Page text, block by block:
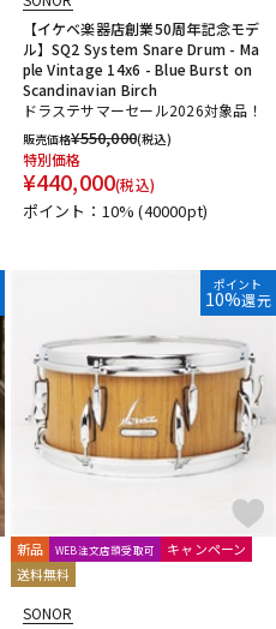
【イケベ楽器店創業50周年記念モデ
ル】SQ2 System Snare Drum - Ma
ple Vintage 14x6 - Blue Burst on
Scandinavian Birch
ドラステサマーセール2026対象品！
販売価格¥550,000(税込)
特別価格
¥440,000(税込)
ポイント：10%(40000pt)
ポイント
10%還元
新品 WEB注文店頭受取可
キャンペーン
送料無料
SONOR